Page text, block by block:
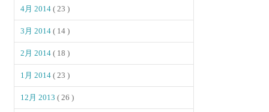
4月 2014( 23 )
3月 2014( 14 )
2月 2014( 18 )
1月 2014( 23 )
12月 2013( 26 )